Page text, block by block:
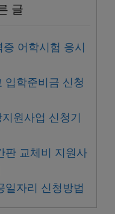
글
어학시험 응시
학준비금 신청
원사업 신청기
판 교체비 지원사
자리 신청방법